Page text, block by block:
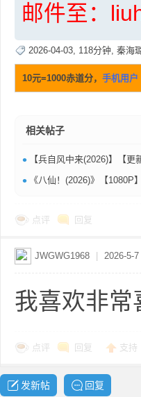
邮件至：
2026-04-03, 118分钟, 秦海
10元=1000赤道分， 手机用户
相关帖子
• 【兵自风中来(2026)】【更新至4集】【全36集】【
•
《八仙！(2026)》【1080P】【目前最清晰版本】【国语中字】【大陆：喜剧
点评 回复
JWGWG1968 2026-5-
我喜欢非常
点评 回复 支持
发新帖 回复